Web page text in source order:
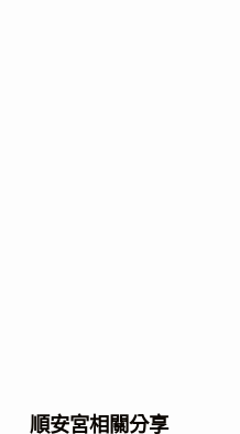
順安宮相關分享